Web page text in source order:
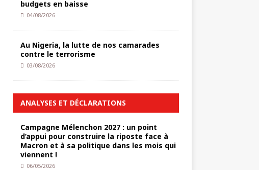
budgets en baisse
04/08/2026
Au Nigeria, la lutte de nos camarades
contre le terrorisme
03/08/2026
ANALYSES ET DÉCLARATIONS
Campagne Mélenchon 2027 : un point
d’appui pour construire la riposte face à
Macron et à sa politique dans les mois qui
viennent !
06/05/2026